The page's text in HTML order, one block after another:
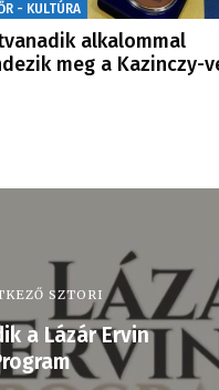
- KULTÚRA
alkalommal
meg a Kazinczy-
SZTORI
a Lázár Ervin